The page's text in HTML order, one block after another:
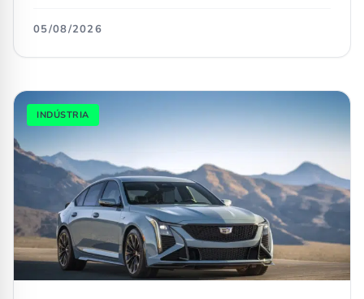
05/08/2026
INDÚSTRIA